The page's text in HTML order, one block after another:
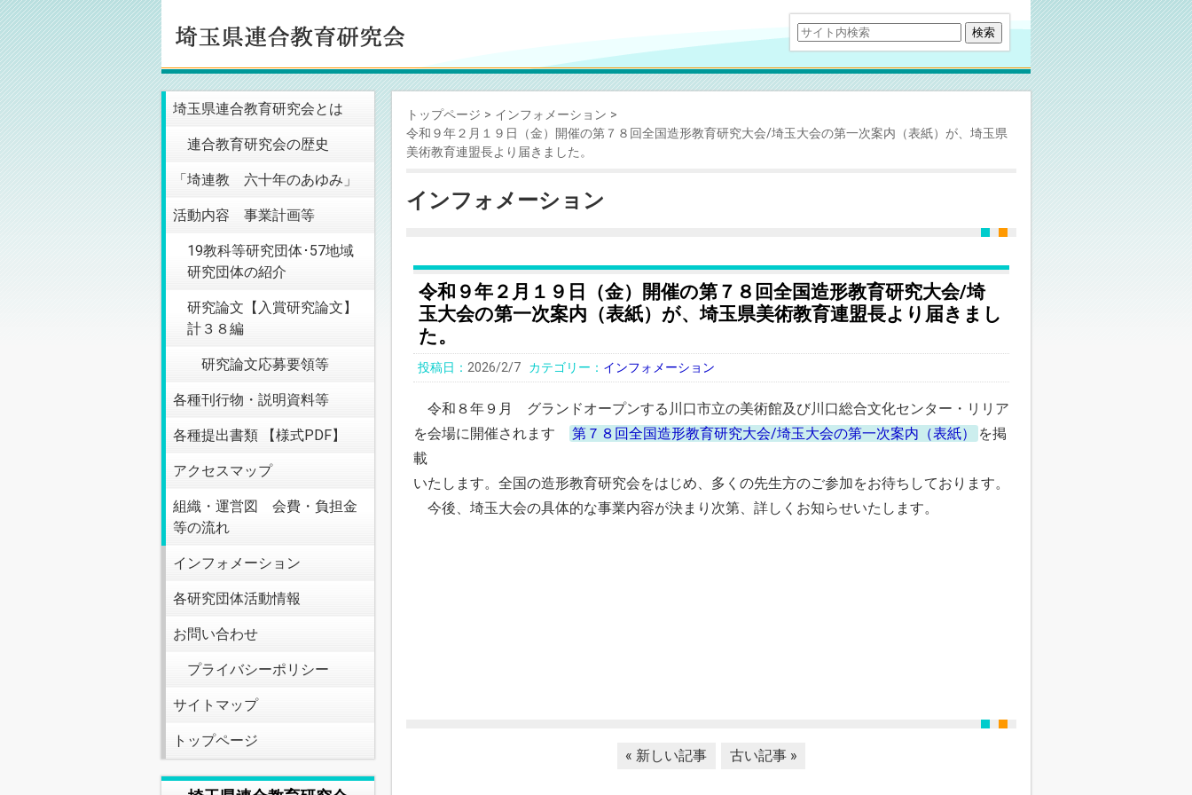
埼玉県連合教育研究会とは
連合教育研究会の歴史
「埼連教 六十年のあゆみ」
活動内容 事業計画等
19教科等研究団体･57地域
研究団体の紹介
研究論文【入賞研究論文】
計３８編
研究論文応募要領等
各種刊行物・説明資料等
各種提出書類 【様式PDF】
アクセスマップ
組織・運営図 会費・負担金
等の流れ
インフォメーション
各研究団体活動情報
お問い合わせ
プライバシーポリシー
サイトマップ
トップページ
トップページ
インフォメーション
令和９年２月１９日（金）開催の第７８回全国造形教育研究大会/埼玉大会の第一次案内（表紙）が、埼玉県
美術教育連盟長より届きました。
インフォメーション
令和９年２月１９日（金）開催の第７８回全国造形教育研究大会/埼
玉大会の第一次案内（表紙）が、埼玉県美術教育連盟長より届きまし
た。
2026/2/7 インフォメーション
令和８年９月 グランドオープンする川口市立の美術館及び川口総合文化センター・リリア
を会場に開催されます
第７８回全国造形教育研究大会/埼玉大会の第一次案内（表紙）
を掲
載
いたします。全国の造形教育研究会をはじめ、多くの先生方のご参加をお待ちしております。
今後、埼玉大会の具体的な事業内容が決まり次第、詳しくお知らせいたします。
« 新しい記事 古い記事 »